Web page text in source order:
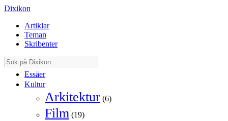
Dixikon
Artiklar
Teman
Skribenter
Essäer
Kultur
Arkitektur (6)
Film (19)